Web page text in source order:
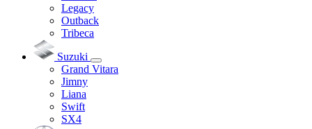
Legacy
Outback
Tribeca
Suzuki
Grand Vitara
Jimny
Liana
Swift
SX4